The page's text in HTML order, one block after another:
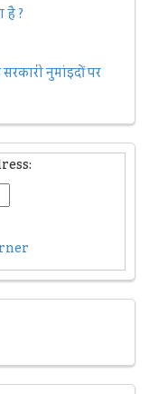
है ?
नुमांइदों पर